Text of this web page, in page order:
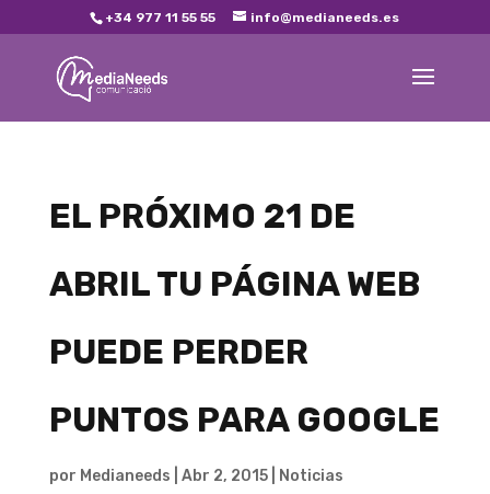
+34 977 11 55 55 info@medianeeds.es
EL PRÓXIMO 21 DE
ABRIL TU PÁGINA WEB
PUEDE PERDER
PUNTOS PARA GOOGLE
por Medianeeds Abr 2, 2015| Noticias